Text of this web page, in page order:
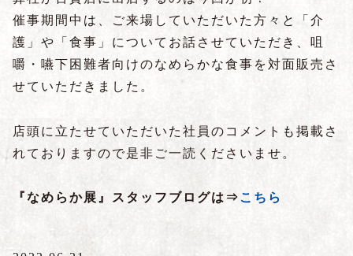
催事期間中は、ご来場していただいた方々と「介
護」や「食事」についてお話させていただき、咀
嚼・嚥下困難者向けのなめらかな食事を対面販売さ
せていただきました。
店頭に立たせていただいた社員のコメントも掲載さ
れておりますので是非ご一読くださいませ。
『なめらか展』スタッフブログは⇒こちら